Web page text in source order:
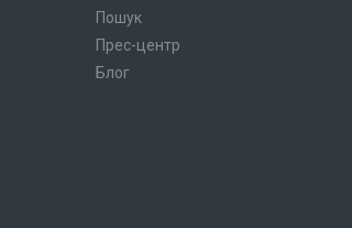
Пошук
Прес-центр
Блог